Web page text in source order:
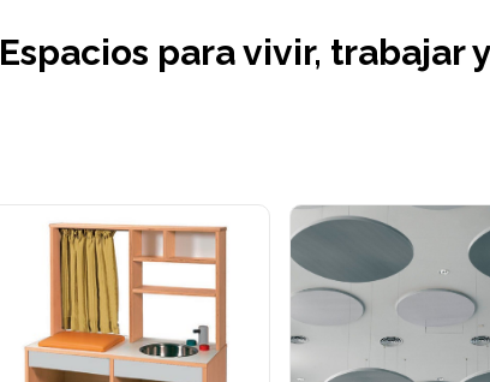
Espacios para vivir, trabajar